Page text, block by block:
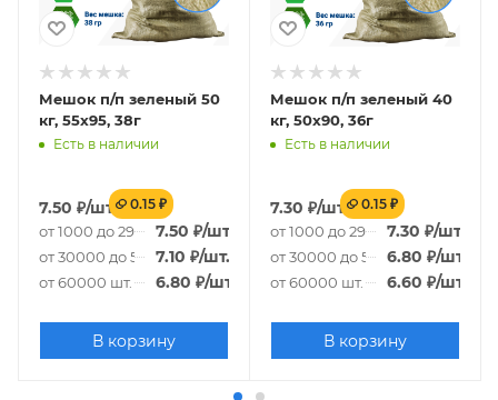
Мешок п/п зеленый 50
кг, 55x95, 38г
Есть в наличии
7.50 ₽/шт. 0.15 ₽
от 1000 до 29000 шт.
7.50 ₽/шт.
от 30000 до 59000 шт.
7.10 ₽/шт.
от 60000 шт. 6.80 ₽/шт.
В корзину
Мешок п/п зеленый 40
кг, 50x90, 36г
Есть в наличии
7.30 ₽/шт. 0.15 ₽
от 1000 до 29000 шт.
7.30 ₽/шт.
от 30000 до 59000 шт.
6.80 ₽/шт.
от 60000 шт. 6.60 ₽/шт.
В корзину